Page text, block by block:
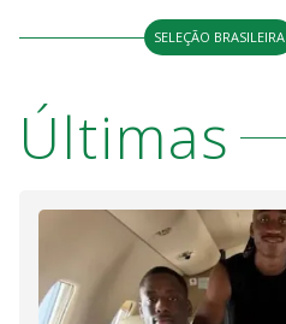
SELEÇÃO BRASILEIRA
Últimas